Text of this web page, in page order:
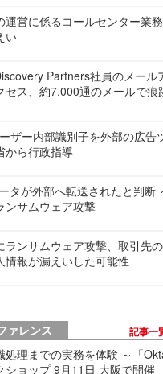
運営に係るコールセンター業
い
Partners社員のメール
セス、約7,000通のメールで痕
ザー内部識別子を外部の広告
から行政指導
タが外部へ転送されたと判断
ンサムウェア攻撃
ランサムウェア攻撃、取引先
情報が漏えいした可能性
ァレンス 記事一
処理までの実務を体験 ～「
ショップ 9月11日 大阪で開催